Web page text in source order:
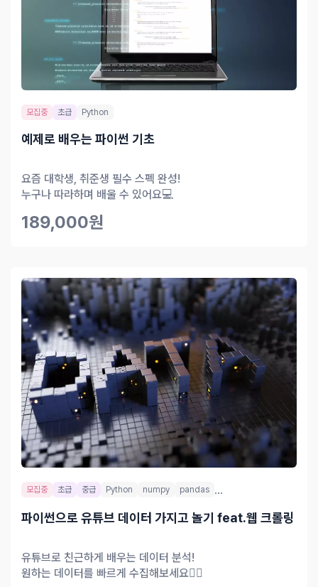
모집중 초급 Python
예제로 배우는 파이썬 기초
요즘 대학생, 취준생 필수 스펙 완성!
누구나 따라하며 배울 수 있어요💻
189,000원
모집중 초급 중급 Python numpy pandas ...
파이썬으로 유튜브 데이터 가지고 놀기 feat.웹 크롤링
유튜브로 친근하게 배우는 데이터 분석!
원하는 데이터를 빠르게 수집해보세요🙋‍♂️